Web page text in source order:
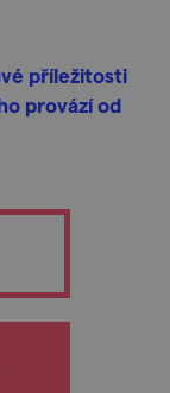
příležitosti
provází od